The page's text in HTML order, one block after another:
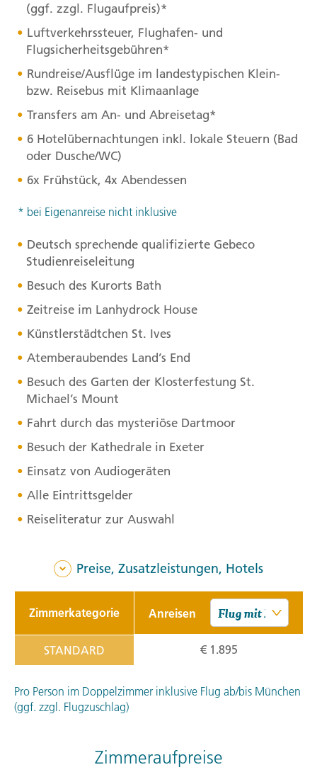
(ggf. zzgl. Flugaufpreis)*
Luftverkehrssteuer, Flughafen- und
Flugsicherheitsgebühren*
Rundreise/Ausflüge im landestypischen Klein-
bzw. Reisebus mit Klimaanlage
Transfers am An- und Abreisetag*
6 Hotelübernachtungen inkl. lokale Steuern (Bad
oder Dusche/WC)
6x Frühstück, 4x Abendessen
* bei Eigenanreise nicht inklusive
Deutsch sprechende qualifizierte Gebeco
Studienreiseleitung
Besuch des Kurorts Bath
Zeitreise im Lanhydrock House
Künstlerstädtchen St. Ives
Atemberaubendes Land’s End
Besuch des Garten der Klosterfestung St.
Michael’s Mount
Fahrt durch das mysteriöse Dartmoor
Besuch der Kathedrale in Exeter
Einsatz von Audiogeräten
Alle Eintrittsgelder
Reiseliteratur zur Auswahl
Preise, Zusatzleistungen, Hotels
Zimmerkategorie Anreisen
STANDARD € 1.895
Pro Person im Doppelzimmer inklusive Flug ab/bis München
(ggf. zzgl. Flugzuschlag)
Zimmeraufpreise